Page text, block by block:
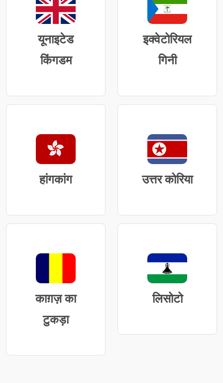
यूनाइटेड
किंगडम
इक्वेटोरियल
गिनी
हांगकांग उत्तर कोरिया
काग़ज़ का
टुकड़ा
लिसोटो